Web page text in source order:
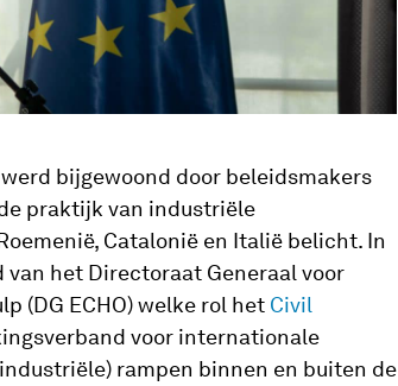
bijgewoond door beleidsmakers
praktijk van industriële
Catalonië en Italië belicht. In
het Directoraat Generaal voor
(DG ECHO) welke rol het Civil
voor internationale
rampen binnen en buiten de